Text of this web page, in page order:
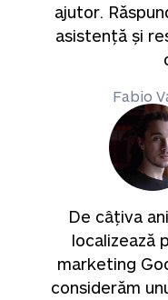
ajutor.
asistență și
Fabio
De câțiva
localizează
marketing
considerăm